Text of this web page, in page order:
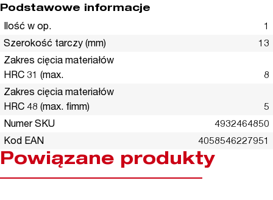
Podstawowe informacje
Ilość w op.
1
Szerokość tarczy (mm)
13
Zakres cięcia materiałów
HRC 31 (max.
8
Zakres cięcia materiałów
HRC 48 (max. fimm)
5
Numer SKU
4932464850
Kod EAN
4058546227951
Powiązane produkty